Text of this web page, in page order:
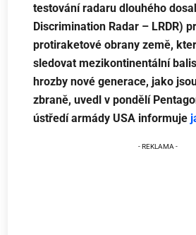
testování radaru dlouhého
Discrimination Radar – LRDR)
protiraketové obrany země,
sledovat mezikontinentální
hrozby nové generace, jako
zbraně, uvedl v pondělí
ústředí armády USA informuje